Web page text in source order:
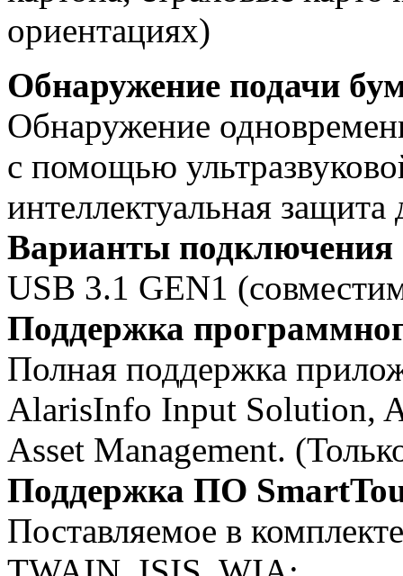
ориентациях)
Обнаружение подачи
Обнаружение
с помощью
интеллектуальная защита
Варианты подключения
USB 3.1 GEN1
Поддержка
Полная поддержка
AlarisInfo Input Solution,
Asset Management.
Поддержка ПО
Поставляемое в